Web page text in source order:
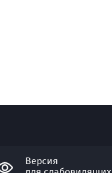
Версия